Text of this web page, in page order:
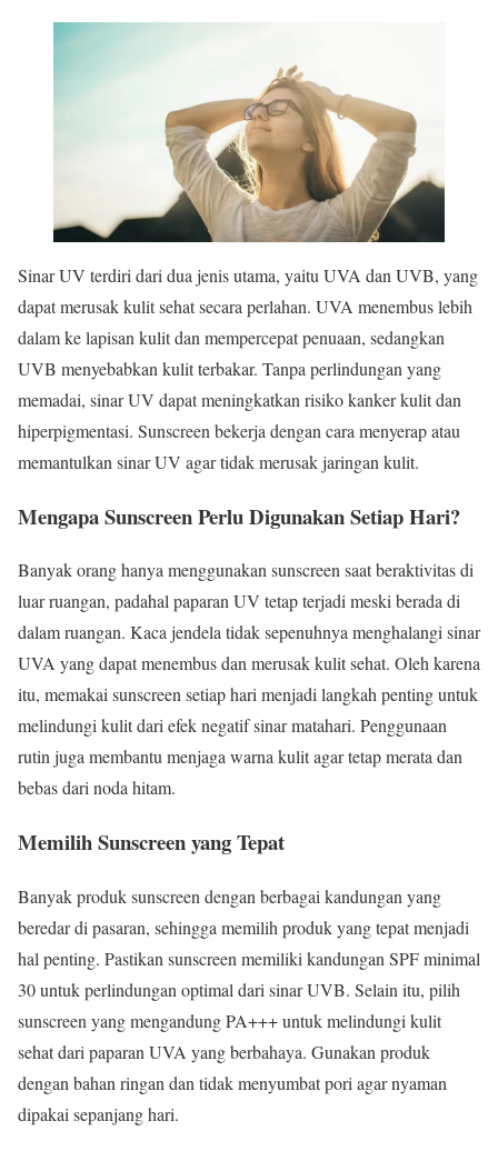
Sinar UV terdiri dari dua jenis utama, yaitu UVA dan UVB, yang
dapat merusak kulit sehat secara perlahan. UVA menembus lebih
dalam ke lapisan kulit dan mempercepat penuaan, sedangkan
UVB menyebabkan kulit terbakar. Tanpa perlindungan yang
memadai, sinar UV dapat meningkatkan risiko kanker kulit dan
hiperpigmentasi. Sunscreen bekerja dengan cara menyerap atau
memantulkan sinar UV agar tidak merusak jaringan kulit.
Mengapa Sunscreen Perlu Digunakan Setiap Hari?
Banyak orang hanya menggunakan sunscreen saat beraktivitas di
luar ruangan, padahal paparan UV tetap terjadi meski berada di
dalam ruangan. Kaca jendela tidak sepenuhnya menghalangi sinar
UVA yang dapat menembus dan merusak kulit sehat. Oleh karena
itu, memakai sunscreen setiap hari menjadi langkah penting untuk
melindungi kulit dari efek negatif sinar matahari. Penggunaan
rutin juga membantu menjaga warna kulit agar tetap merata dan
bebas dari noda hitam.
Memilih Sunscreen yang Tepat
Banyak produk sunscreen dengan berbagai kandungan yang
beredar di pasaran, sehingga memilih produk yang tepat menjadi
hal penting. Pastikan sunscreen memiliki kandungan SPF minimal
30 untuk perlindungan optimal dari sinar UVB. Selain itu, pilih
sunscreen yang mengandung PA+++ untuk melindungi kulit
sehat dari paparan UVA yang berbahaya. Gunakan produk
dengan bahan ringan dan tidak menyumbat pori agar nyaman
dipakai sepanjang hari.